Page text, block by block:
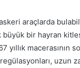
araçlarda
büyük bir hayran
yıllık macerasının
uzun